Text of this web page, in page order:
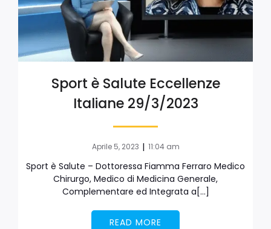
Sport è Salute Eccellenze
Italiane 29/3/2023
Aprile 5, 2023 | 11:04 am
Sport è Salute – Dottoressa Fiamma Ferraro Medico
Chirurgo, Medico di Medicina Generale,
Complementare ed Integrata a[…]
READ MORE